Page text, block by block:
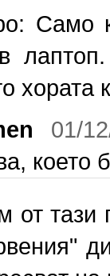
Само
хората
01/
което
от тази